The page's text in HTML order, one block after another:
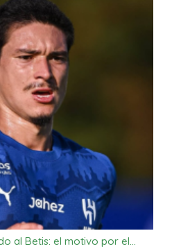
al Betis: el motivo por el…